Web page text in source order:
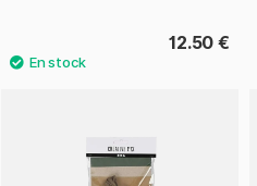
12.50 €